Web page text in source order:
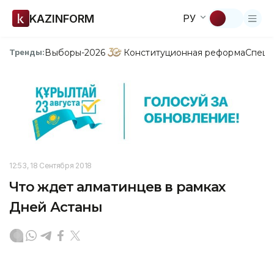
KAZINFORM РУ
Тренды:Выборы-2026 Конституционная реформа
12:53, 18 Сентября 2018
Что ждет алматинцев в рамках
Дней Астаны